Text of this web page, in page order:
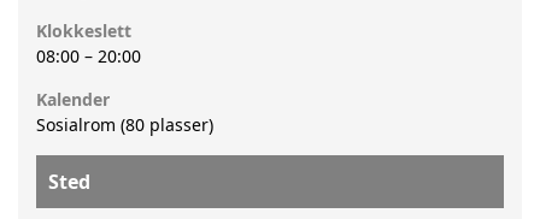
Klokkeslett
08:00 – 20:00
Kalender
Sosialrom (80 plasser)
Sted